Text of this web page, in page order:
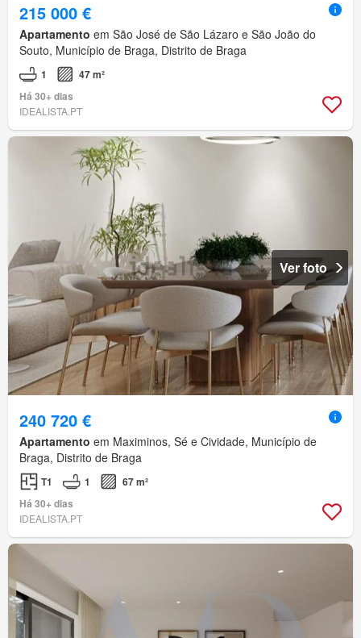
215 000 €
Apartamento em São José de São Lázaro e São João do
Souto, Município de Braga, Distrito de Braga
1
47 m²
Há 30+ dias
IDEALISTA.PT
Ver foto
240 720 €
Apartamento em Maximinos, Sé e Cividade, Município de
Braga, Distrito de Braga
T1 1
67 m²
Há 30+ dias
IDEALISTA.PT